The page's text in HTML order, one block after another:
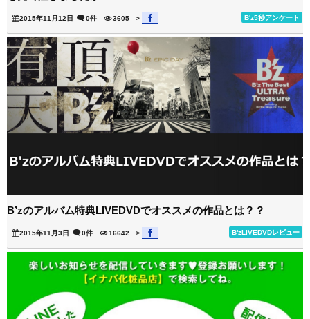
2015年11月12日 B'z5秒アンケート
0件 3605 >
B’zのアルバム特典LIVEDVDでオススメの作品とは？？
2015年11月3日 B'zLIVEDVDレビュー
0件 16642 >